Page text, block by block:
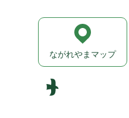
ながれやまマップ